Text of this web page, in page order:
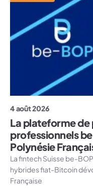
4 août 2026
La plateforme de
professionnels
Polynésie
La fintech Suisse be-
hybrides fiat-Bitcoin
Française